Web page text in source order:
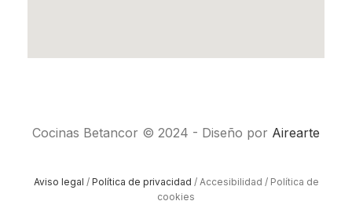
Cocinas Betancor © 2024 - Diseño por Airearte
Aviso legal / Política de privacidad / Accesibilidad / Política de
cookies